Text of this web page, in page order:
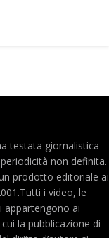
testata giornalistica
non definita.
prodotto editoriale ai
i video, le
ai
la pubblicazione di